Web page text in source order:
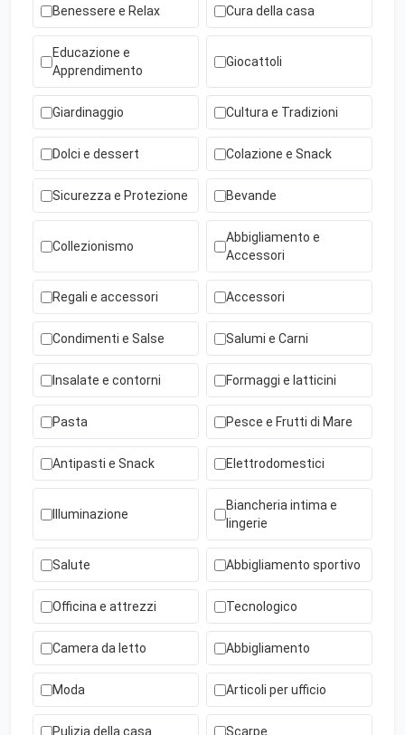
Benessere e Relax Cura della casa
Educazione e
Apprendimento
Giocattoli
Giardinaggio Cultura e Tradizioni
Dolci e dessert Colazione e Snack
Sicurezza e Protezione Bevande
Collezionismo
Abbigliamento e
Accessori
Regali e accessori Accessori
Condimenti e Salse Salumi e Carni
Insalate e contorni Formaggi e latticini
Pasta Pesce e Frutti di Mare
Antipasti e Snack Elettrodomestici
Illuminazione
Biancheria intima e
lingerie
Salute Abbigliamento sportivo
Officina e attrezzi Tecnologico
Camera da letto Abbigliamento
Moda Articoli per ufficio
Pulizia della casa Scarpe